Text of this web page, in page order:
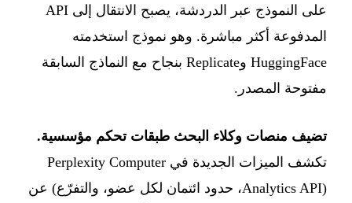
على النموذج عبر الدردشة، يصبح الانتقال إلى API
المدفوعة أكثر مباشرة. وهو نموذج استخدمته
HuggingFace وReplicate بنجاح مع النماذج السابقة
مفتوحة المصدر.
تضيف منصات وكلاء البحث طبقات تحكم مؤسسية.
تكشف الميزات الجديدة في Perplexity Computer
(Analytics API، حدود ائتمان لكل عضو، والتفرّع) عن